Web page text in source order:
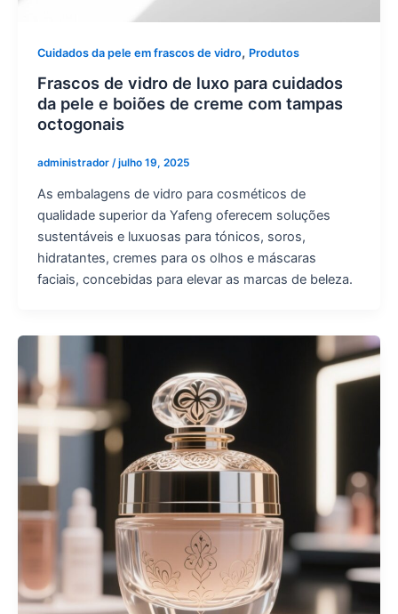
Cuidados da pele em frascos de vidro, Produtos
Frascos de vidro de luxo para cuidados
da pele e boiões de creme com tampas
octogonais
administrador /julho 19, 2025
As embalagens de vidro para cosméticos de
qualidade superior da Yafeng oferecem soluções
sustentáveis e luxuosas para tónicos, soros,
hidratantes, cremes para os olhos e máscaras
faciais, concebidas para elevar as marcas de beleza.